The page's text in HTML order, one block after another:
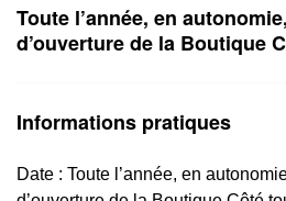
Toute l’année, en
d’ouverture de la Boutique
Informations pratiques
Date : Toute l’année, en